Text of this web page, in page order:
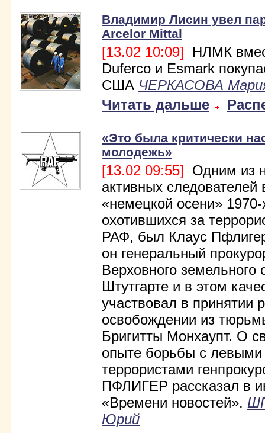
Владимир Лисин увел
Arcelor Mittal
[13.02 10:09] НЛМК
Duferco и Esmark
США ЧЕРКАСОВА
Читать дальше
«Это была критически
молодежь»
[13.02 09:55] Одним из
активных следователей
«немецкой осени» 1970-
охотившихся за
РАФ, был Клаус
он генеральный
Верховного земельного
Штутгарте и в этом
участвовал в принятии
освобождении из
Бригитты Монхаупт. О
опыте борьбы с левыми
террористами
ПФЛИГЕР рассказал в
«Времени новостей».
Юрий